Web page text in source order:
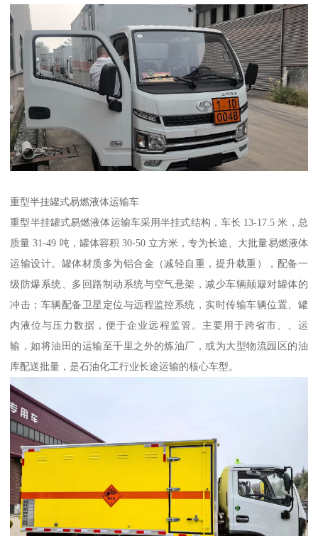
重型半挂罐式易燃液体运输车​
重型半挂罐式易燃液体运输车采用半挂式结构，车长 13-17.5 米，总
质量 31-49 吨，罐体容积 30-50 立方米，专为长途、大批量易燃液体
运输设计。罐体材质多为铝合金（减轻自重，提升载重），配备一
级防爆系统、多回路制动系统与空气悬架，减少车辆颠簸对罐体的
冲击；车辆配备卫星定位与远程监控系统，实时传输车辆位置、罐
内液位与压力数据，便于企业远程监管。主要用于跨省市、、运
输，如将油田的运输至千里之外的炼油厂，或为大型物流园区的油
库配送批量，是石油化工行业长途运输的核心车型。​